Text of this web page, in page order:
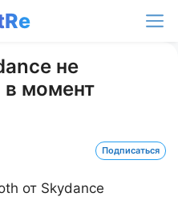
не
в момент
Подписаться